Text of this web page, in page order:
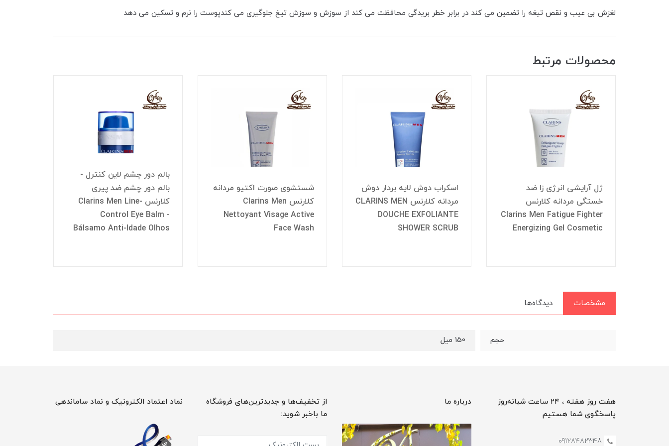
لغزش بی عیب و نقص تیغه را تضمین می کند در برابر خطر بریدگی محافظت می کند از سوزش و سوزش تیغ جلوگیری می کندپوست را نرم و تسکین می دهد
محصولات مرتبط
ژل آرایشی انرژی زا ضد
خستگی مردانه کلارنس
Clarins Men Fatigue Fighter
Energizing Gel Cosmetic
اسکراب دوش لایه بردار دوش
مردانه کلارنس CLARINS MEN
DOUCHE EXFOLIANTE
SHOWER SCRUB
شستشوی صورت اکتیو مردانه
کلارنس Clarins Men
Nettoyant Visage Active
Face Wash‏
بالم دور چشم لاین کنترل -
بالم دور چشم ضد پیری
کلارنس Clarins Men Line-
Control Eye Balm -
Bálsamo Anti-Idade Olhos
مشخصات دیدگاه‌ها
حجم 150 میل
هفت روز هفته ، ۲۴ ساعت شبانه‌روز
پاسخگوی شما هستیم
09128482348
درباره ما
از تخفیف‌ها و جدیدترین‌های فروشگاه
ما باخبر شوید:
نماد اعتماد الکترونیک و نماد ساماندهی